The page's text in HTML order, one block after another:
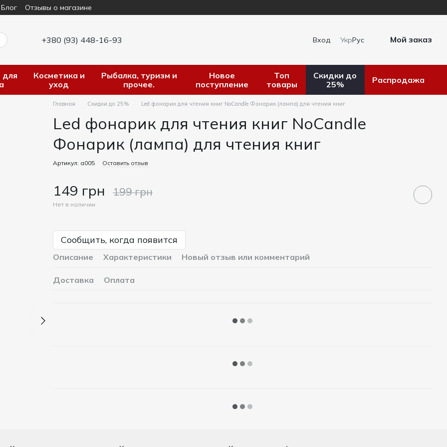
Блог Отзывы о магазине
+380 (93) 448-16-93 Вход УкрРус Мой заказ
Косметика и
уход
Рыбалка, туризм и
прочее.
Новое
поступление
Топ
товары
Скидки до
25%
Распродажа
Главная Скидки до 25% Led фонарик для чтения книг NoCandle Фонарик (лампа) для чтения книг
Led фонарик для чтения книг NoCandle
Фонарик (лампа) для чтения книг
Артикул: а005 Оставить отзыв
149 грн 199 грн
Нет в наличии
Сообщить, когда появится
Описание Характеристики Новый отзыв или комментарий
Доставка Оплата